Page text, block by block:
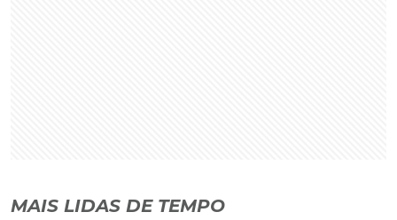
MAIS LIDAS DE TEMPO